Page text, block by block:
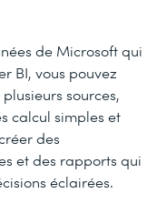
de Microsoft qui
BI, vous pouvez
sources,
calcul simples et
des
et des rapports qui
éclairées.